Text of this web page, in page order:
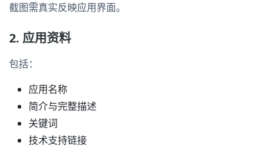
截图需真实反映应用界面。
2. 应用资料
包括：
应用名称
简介与完整描述
关键词
技术支持链接